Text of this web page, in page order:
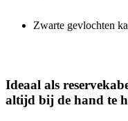
Zwarte gevlochten
Ideaal als
altijd bij de hand te